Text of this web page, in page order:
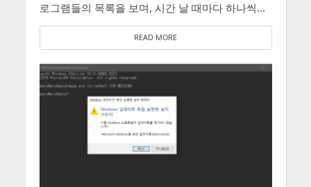
로그램들의 목록을 보며, 시간 날 때마다 하나씩...
READ MORE